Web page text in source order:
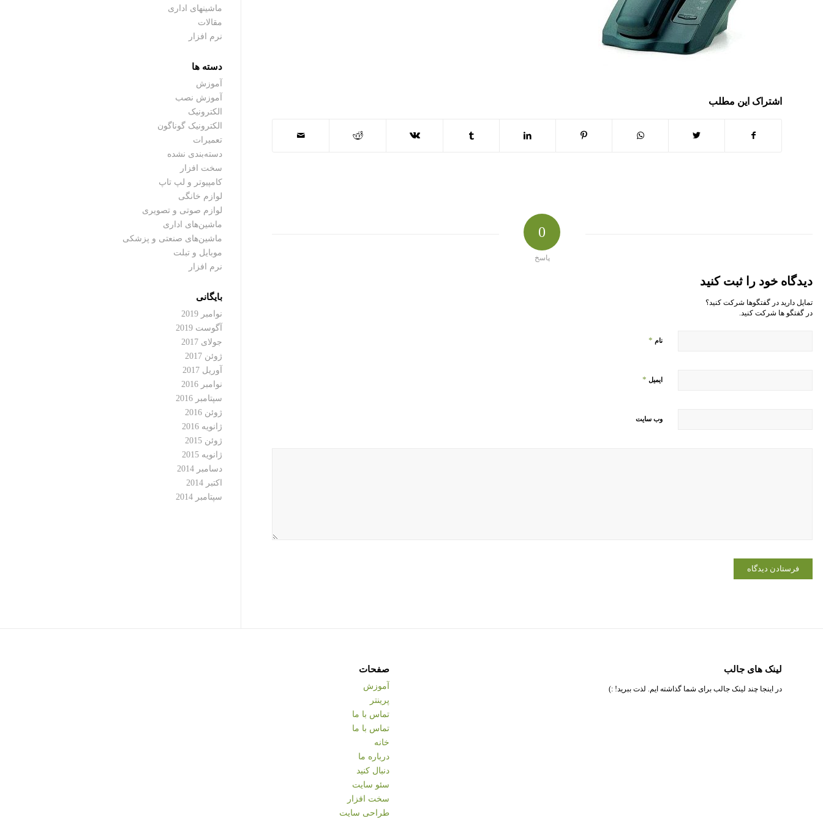
اشتراک این مطلب
0
پاسخ
دیدگاه خود را ثبت کنید
تمایل دارید در گفتگوها شرکت کنید؟
در گفتگو ها شرکت کنید.
نام *
ایمیل *
وب‌ سایت
ماشینهای اداری
مقالات
نرم افزار
دسته ها
آموزش
آموزش نصب
الکترونیک
الکترونیک گوناگون
تعمیرات
دسته‌بندی نشده
سخت افزار
کامپیوتر و لپ تاپ
لوازم خانگی
لوازم صوتی و تصویری
ماشین‌های اداری
ماشین‌های صنعتی و پزشکی
موبایل و تبلت
نرم افزار
بایگانی
نوامبر 2019
آگوست 2019
جولای 2017
ژوئن 2017
آوریل 2017
نوامبر 2016
سپتامبر 2016
ژوئن 2016
ژانویه 2016
ژوئن 2015
ژانویه 2015
دسامبر 2014
اکتبر 2014
سپتامبر 2014
لینک های جالب
در اینجا چند لینک جالب برای شما گذاشته ایم. لذت ببرید! :)
صفحات
آموزش
پرینتر
تماس با ما
تماس با ما
خانه
درباره ما
دنبال کنید
سئو سایت
سخت افزار
طراحی سایت